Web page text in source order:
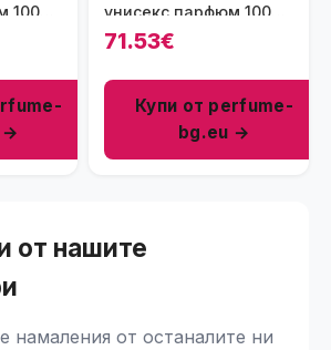
100
→
унисекс парфюм 100
мл - EDP
71.53€
Купи от perfume-
bg.eu →
от нашите
намаления от останалите ни